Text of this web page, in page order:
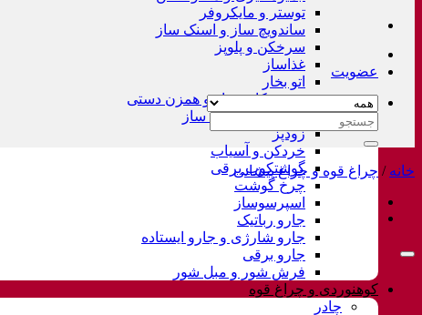
توستر و مایکروفر
ساندویچ ساز و اسنک ساز
سرخکن و پلوپز
غذاساز
اتو بخار
همزن کاسه دار و همزن دستی
چای ساز و قهوه ساز
زودپز
خردکن و آسیاب
گوشتکوب برقی
چرخ گوشت
اسپرسوساز
جارو رباتیک
جارو شارژی و جارو ایستاده
جارو برقی
فرش شور و مبل شور
کوهنوردی و چراغ قوه
چادر
عضویت
جستجو
خانه / چراغ قوه و چراغ پیشانی